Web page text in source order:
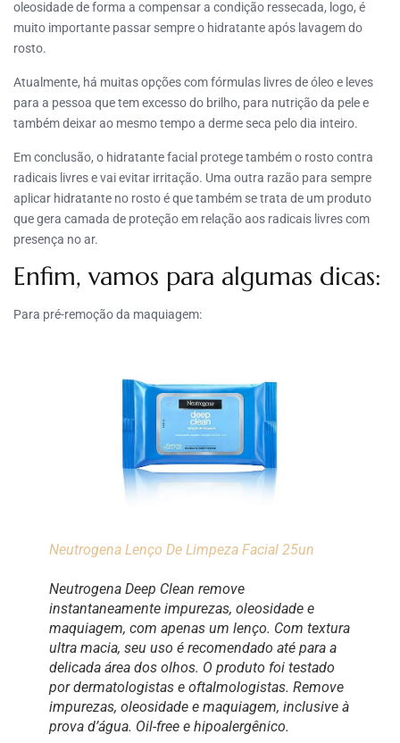
oleosidade de forma a compensar a condição ressecada, logo, é
muito importante passar sempre o hidratante após lavagem do
rosto.
Atualmente, há muitas opções com fórmulas livres de óleo e leves
para a pessoa que tem excesso do brilho, para nutrição da pele e
também deixar ao mesmo tempo a derme seca pelo dia inteiro.
Em conclusão, o hidratante facial protege também o rosto contra
radicais livres e vai evitar irritação. Uma outra razão para sempre
aplicar hidratante no rosto é que também se trata de um produto
que gera camada de proteção em relação aos radicais livres com
presença no ar.
Enfim, vamos para algumas dicas:
Para pré-remoção da maquiagem:
Neutrogena Lenço De Limpeza Facial 25un
Neutrogena Deep Clean remove
instantaneamente impurezas, oleosidade e
maquiagem, com apenas um lenço. Com textura
ultra macia, seu uso é recomendado até para a
delicada área dos olhos. O produto foi testado
por dermatologistas e oftalmologistas. Remove
impurezas, oleosidade e maquiagem, inclusive à
prova d’água. Oil-free e hipoalergênico.